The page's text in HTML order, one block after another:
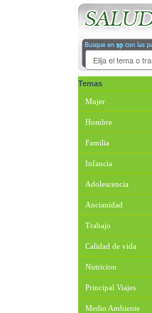
Temas
Mujer
Hombre
Familia
Infancia
Adolescencia
Ancianidad
Trabajo
Calidad de vida
Nutricion
Principal Viajes
Medio Ambiente